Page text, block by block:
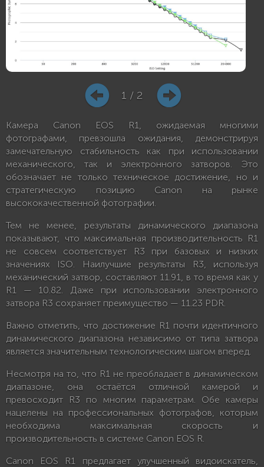
1 / 2
Камера Canon EOS R1, ожидаемая многими
фотографами, превзошла ожидания, демонстрируя
замечательную стабильность как при использовании
механического, так и электронного затворов. Это
обозначает не только техническое достижение, но и
стратегическую позицию Canon на рынке
высококачественной фотографии.
Тем не менее, результаты динамического диапазона
показывают, что максимальная производительность R1
не совсем соответствует R3 при базовых и низких
значениях ISO. Наилучшие результаты R3, используя
механический затвор, составляют 11.91, в то время как у
R1 — 10.82. Даже при использовании электронного
затвора R3 сохраняет преимущество — 11.23 PDR.
Важно отметить, что достижение R1 почти идентичного
динамического диапазона независимо от типа затвора
является значительным технологическим шагом вперед.
Несмотря на то, что R1 не преобладает в динамическом
диапазоне, она остаётся отличной камерой и
превосходит R3 по многим параметрам. Обе камеры
нацелены на профессиональных фотографов, которым
необходима максимальная скорость и
производительность в системе Canon EOS R.
Canon EOS R1 предлагает улучшенный видоискатель,